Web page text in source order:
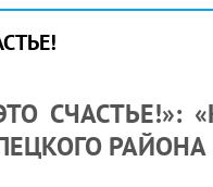
СЧАСТЬЕ!»:
РАЙОНА